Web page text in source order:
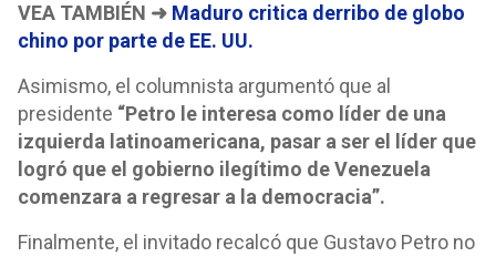
VEA TAMBIÉN ➜ Maduro critica derribo de globo
chino por parte de EE. UU.
Asimismo, el columnista argumentó que al
presidente “Petro le interesa como líder de una
izquierda latinoamericana, pasar a ser el líder que
logró que el gobierno ilegítimo de Venezuela
comenzara a regresar a la democracia”.
Finalmente, el invitado recalcó que Gustavo Petro no